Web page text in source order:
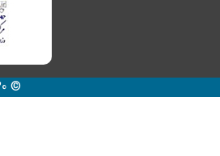
© 2020 | قدرت گرفته از زیرساخت آموزش آنلاین رهپویان